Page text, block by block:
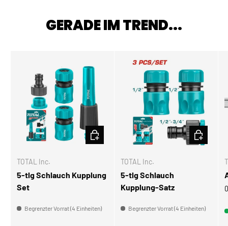
GERADE IM TREND...
TOTAL Inc.
5-tlg Schlauch Kupplung
Set
Begrenzter Vorrat (4 Einheiten)
IN DEN WARENKORB
TOTAL Inc.
5-tlg Schlauch
Kupplung-Satz
Begrenzter Vorrat (4 Einheiten)
IN DEN